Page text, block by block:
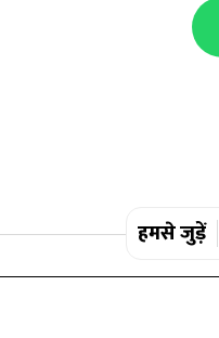
हमसे जुड़ें